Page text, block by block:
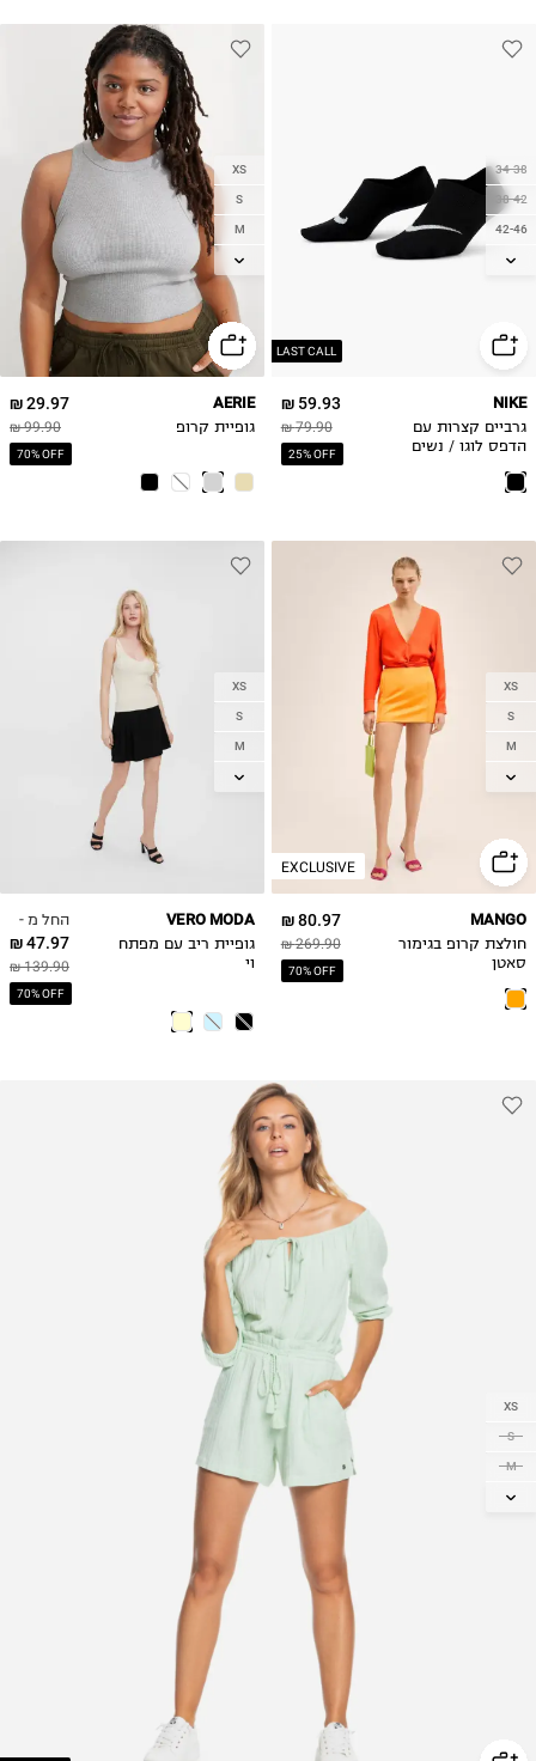
LAST CALL
34-38
38-42
42-46
46-50
59.93 ₪
79.90 ₪
25% OFF
NIKE
גרביים קצרות עם
הדפס לוגו / נשים
XS
S
M
L
XL
29.97 ₪
99.90 ₪
70% OFF
AERIE
גופיית קרופ
EXCLUSIVE
XS
S
M
L
80.97 ₪
269.90 ₪
70% OFF
MANGO
חולצת קרופ בגימור
סאטן
XS
S
M
L
החל מ -
47.97 ₪
139.90 ₪
70% OFF
VERO MODA
גופיית ריב עם מפתח
וי
XS
S
M
L